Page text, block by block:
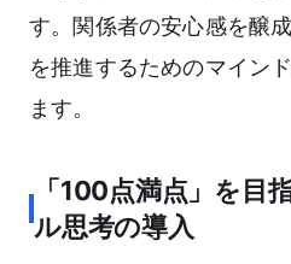
す。関係者の安心感を醸
を推進するためのマイン
ます。
「100点満点」を目
ル思考の導入